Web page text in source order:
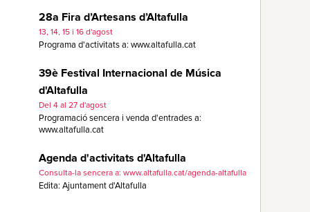
28a Fira d’Artesans d’Altafulla
13, 14, 15 i 16 d'agost
Programa d'activitats a: www.altafulla.cat
39è Festival Internacional de Música
d'Altafulla
Del 4 al 27 d'agost
Programació sencera i venda d'entrades a:
www.altafulla.cat
Agenda d'activitats d'Altafulla
Consulta-la sencera a: www.altafulla.cat/agenda-altafulla
Edita: Ajuntament d'Altafulla